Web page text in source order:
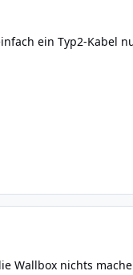
ein Typ2-Kabel
Wallbox nichts